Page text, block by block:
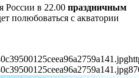
России в 22.00 праздничным
полюбоваться с акватории